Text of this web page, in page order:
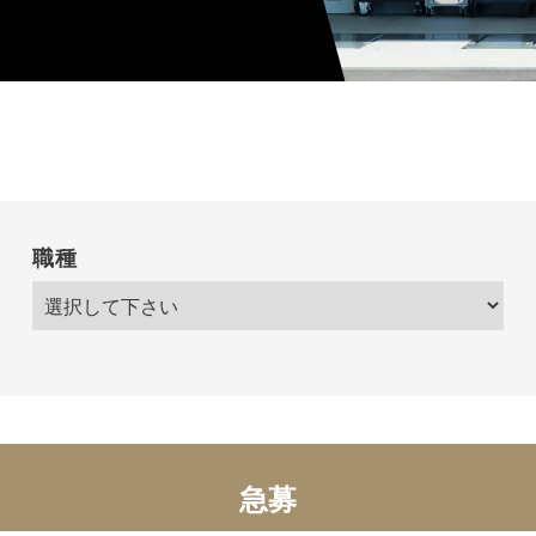
職種
急募